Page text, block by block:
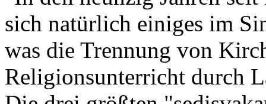
sich natürlich einiges im
was die Trennung von
Religionsunterricht durch